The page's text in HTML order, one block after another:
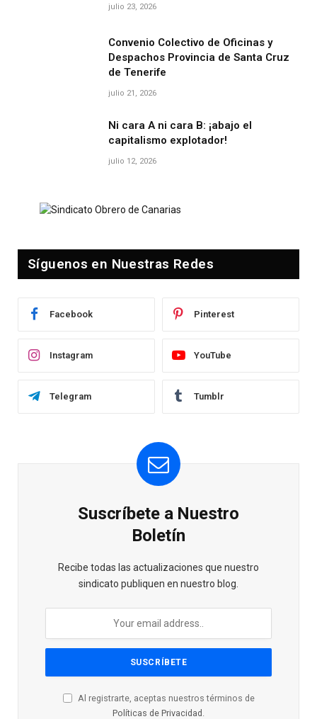
julio 23, 2026
Convenio Colectivo de Oficinas y
Despachos Provincia de Santa Cruz
de Tenerife
julio 21, 2026
Ni cara A ni cara B: ¡abajo el
capitalismo explotador!
julio 12, 2026
Síguenos en Nuestras Redes
Facebook Pinterest
Instagram YouTube
Telegram Tumblr
Suscríbete a Nuestro
Boletín
Recibe todas las actualizaciones que nuestro
sindicato publiquen en nuestro blog.
Al registrarte, aceptas nuestros términos de
Políticas de Privacidad